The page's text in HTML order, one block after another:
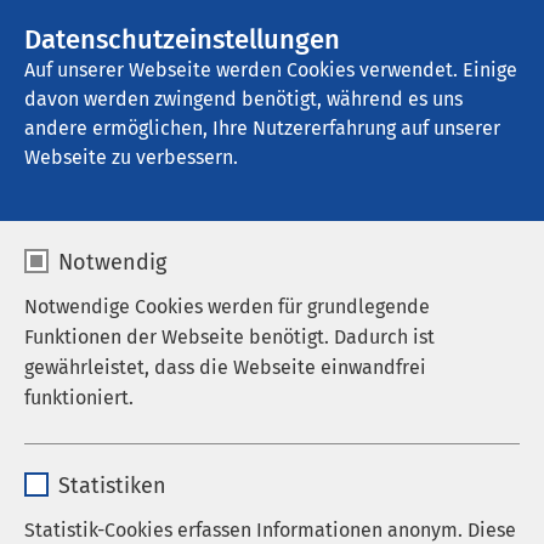
Datenschutzeinstellungen
Auf unserer Webseite werden Cookies verwendet. Einige
davon werden zwingend benötigt, während es uns
andere ermöglichen, Ihre Nutzererfahrung auf unserer
Webseite zu verbessern.
Notwendig
Notwendige Cookies werden für grundlegende
Funktionen der Webseite benötigt. Dadurch ist
gewährleistet, dass die Webseite einwandfrei
funktioniert.
Anbieter sgalinski
Statistiken
Statistik-Cookies erfassen Informationen anonym. Diese
AMEOS Reha Klinikum Ratzeburg